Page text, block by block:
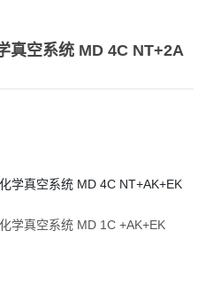
真空系统 MD 4C NT+2A
学真空系统 MD 4C NT+AK+EK
学真空系统 MD 1C +AK+EK